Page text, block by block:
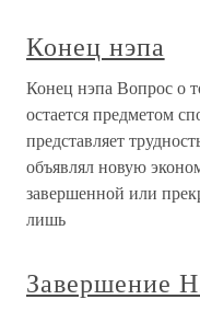
Конец нэпа
Конец нэпа Вопрос о
остается предметом
представляет
объявлял новую
завершенной или
лишь
Завершение